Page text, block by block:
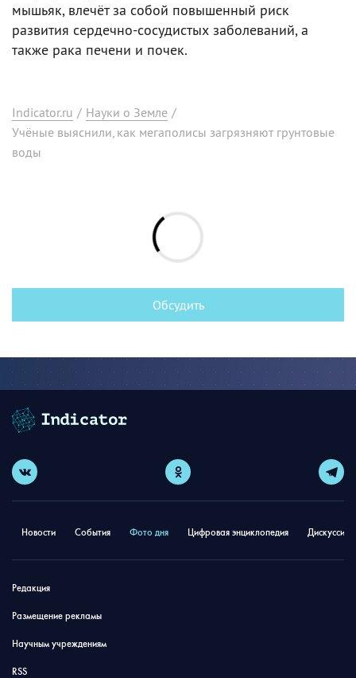
мышьяк, влечёт за собой повышенный риск
развития сердечно-сосудистых заболеваний, а
также рака печени и почек.
Indicator.ru / Науки о Земле /
Учёные выяснили, как мегаполисы загрязняют грунтовые
воды
Обсудить
Новости События Фото дня Цифровая энциклопедия
Редакция
Размещение рекламы
Научным учреждениям
RSS